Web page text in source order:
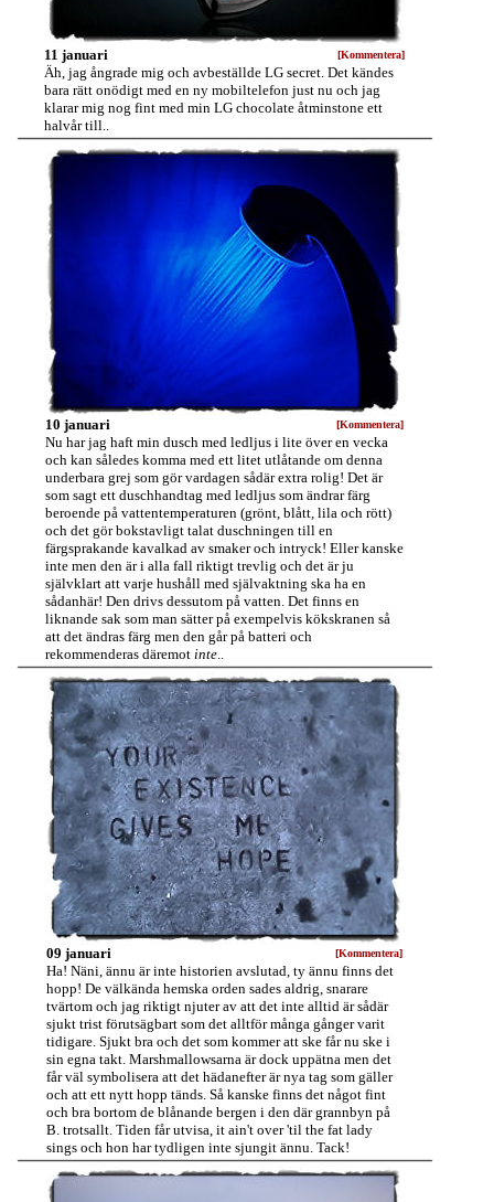
11 januari [Kommentera]
Äh, jag ångrade mig och avbeställde LG secret. Det kändes
bara rätt onödigt med en ny mobiltelefon just nu och jag
klarar mig nog fint med min LG chocolate åtminstone ett
halvår till..
10 januari [Kommentera]
Nu har jag haft min dusch med ledljus i lite över en vecka
och kan således komma med ett litet utlåtande om denna
underbara grej som gör vardagen sådär extra rolig! Det är
som sagt ett duschhandtag med ledljus som ändrar färg
beroende på vattentemperaturen (grönt, blått, lila och rött)
och det gör bokstavligt talat duschningen till en
färgsprakande kavalkad av smaker och intryck! Eller kanske
inte men den är i alla fall riktigt trevlig och det är ju
självklart att varje hushåll med självaktning ska ha en
sådanhär! Den drivs dessutom på vatten. Det finns en
liknande sak som man sätter på exempelvis kökskranen så
att det ändras färg men den går på batteri och
rekommenderas däremot inte..
09 januari [Kommentera]
Ha! Näni, ännu är inte historien avslutad, ty ännu finns det
hopp! De välkända hemska orden sades aldrig, snarare
tvärtom och jag riktigt njuter av att det inte alltid är sådär
sjukt trist förutsägbart som det alltför många gånger varit
tidigare. Sjukt bra och det som kommer att ske får nu ske i
sin egna takt. Marshmallowsarna är dock uppätna men det
får väl symbolisera att det hädanefter är nya tag som gäller
och att ett nytt hopp tänds. Så kanske finns det något fint
och bra bortom de blånande bergen i den där grannbyn på
B. trotsallt. Tiden får utvisa, it ain't over 'til the fat lady
sings och hon har tydligen inte sjungit ännu. Tack!